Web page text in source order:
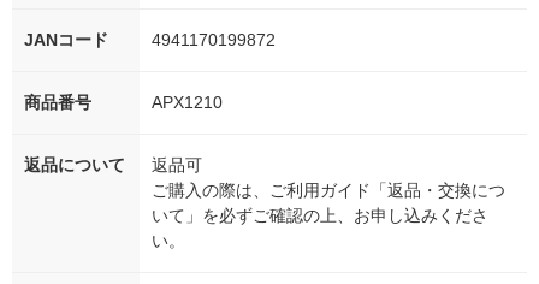
JANコード 4941170199872
商品番号 APX1210
返品について
返品可
ご購入の際は、ご利用ガイド「返品・交換につ
いて」を必ずご確認の上、お申し込みくださ
い。